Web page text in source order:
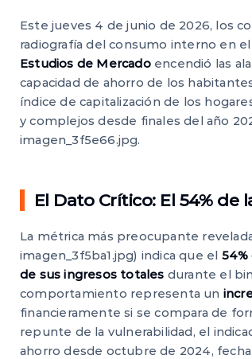
Este jueves 4 de junio de 2026, los
radiografía del consumo interno en
Estudios de Mercadoencendió las
capacidad de ahorro de los
índice de capitalización de los
y complejos desde finales del año
imagen_3f5e66.jpg.
El Dato Crítico: El 54%
La métrica más preocupante
imagen_3f5ba1.jpg) indica que el
de sus ingresos totales durante el
comportamiento representa un
financieramente si se compara de
repunte de la vulnerabilidad, el
ahorro desde octubre de 2024,